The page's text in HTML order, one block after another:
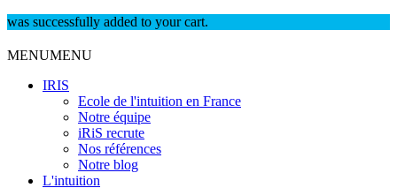
was successfully added to your cart.
MENUMENU
IRIS
Ecole de l'intuition en France
Notre équipe
iRiS recrute
Nos références
Notre blog
L'intuition